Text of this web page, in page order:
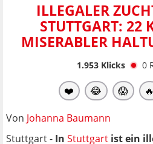
ILLEGALER
STUTTGART: 22
MISERABLER
1.953Klicks 0
❤️ 😂 😱 🔥
Von Johanna Baumann
Stuttgart - In Stuttgart ist ein